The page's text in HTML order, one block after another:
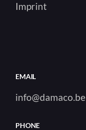
Imprint
EMAIL
info@damaco.be
PHONE